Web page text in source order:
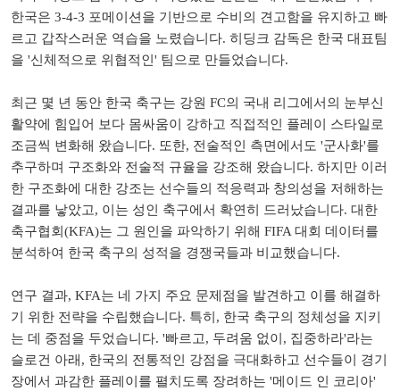
한국은 3-4-3 포메이션을 기반으로 수비의 견고함을 유지하고 빠
르고 갑작스러운 역습을 노렸습니다. 히딩크 감독은 한국 대표팀
을 '신체적으로 위협적인' 팀으로 만들었습니다.
최근 몇 년 동안 한국 축구는 강원 FC의 국내 리그에서의 눈부신
활약에 힘입어 보다 몸싸움이 강하고 직접적인 플레이 스타일로
조금씩 변화해 왔습니다. 또한, 전술적인 측면에서도 '군사화'를
추구하며 구조화와 전술적 규율을 강조해 왔습니다. 하지만 이러
한 구조화에 대한 강조는 선수들의 적응력과 창의성을 저해하는
결과를 낳았고, 이는 성인 축구에서 확연히 드러났습니다. 대한
축구협회(KFA)는 그 원인을 파악하기 위해 FIFA 대회 데이터를
분석하여 한국 축구의 성적을 경쟁국들과 비교했습니다.
연구 결과, KFA는 네 가지 주요 문제점을 발견하고 이를 해결하
기 위한 전략을 수립했습니다. 특히, 한국 축구의 정체성을 지키
는 데 중점을 두었습니다. '빠르고, 두려움 없이, 집중하라'라는
슬로건 아래, 한국의 전통적인 강점을 극대화하고 선수들이 경기
장에서 과감한 플레이를 펼치도록 장려하는 '메이드 인 코리아'